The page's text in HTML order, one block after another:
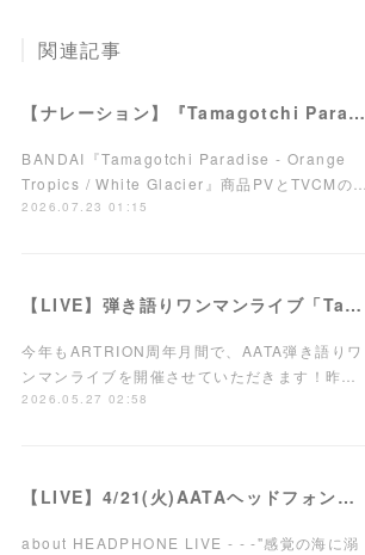
関連記事
【ナレーション】『Tamagotchi Paradise - Orange Tropics / White Glacier』商品PV／TVCM
BANDAI『Tamagotchi Paradise - Orange
Tropics / White Glacier』商品PVとTVCMの…
2026.07.23 01:15
【LIVE】弾き語りワンマンライブ「Take it easy!」7/15(水)西荻窪ARTRIONにて開催！
今年もARTRION周年月間で、AATA弾き語りワ
ンマンライブを開催させていただきます！昨…
2026.05.27 02:58
【LIVE】4/21(火)AATAヘッドフォンワンマンライブ開催！
about HEADPHONE LIVE - - -"感覚の海に溺